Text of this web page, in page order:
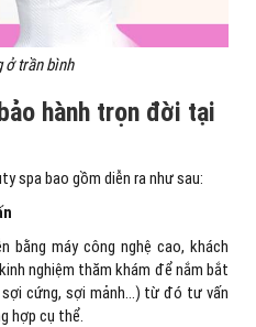
ở trần bình
hành trọn đời tại
spa bao gồm diễn ra như sau:
bằng máy công nghệ cao, khách
nghiệm thăm khám để nắm bắt
sợi cứng, sợi mảnh…) từ đó tư vấn
hợp cụ thể.